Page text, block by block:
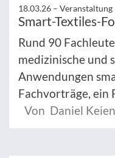
18.03.26 – Veranstaltung
Smart-Textiles-
Rund 90
medizinische und
Anwendungen
Fachvorträge, ein
Von Daniel